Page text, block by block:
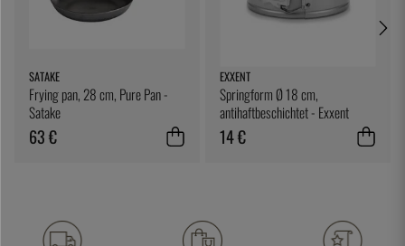
SATAKE
Frying pan, 28 cm, Pure Pan -
Satake
63 €
EXXENT
Springform Ø 18 cm,
antihaftbeschichtet - Exxent
14 €